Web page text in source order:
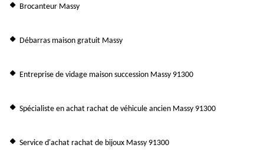
Brocanteur Massy
Débarras maison gratuit Massy
Entreprise de vidage maison succession Massy 91300
Spécialiste en achat rachat de véhicule ancien Massy 91300
Service d'achat rachat de bijoux Massy 91300